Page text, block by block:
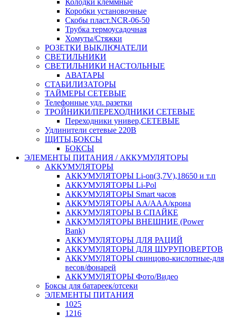
Колодки клеммные
Коробки установочные
Скобы пласт.NCR-06-50
Трубка термоусадочная
Хомуты/Стяжки
РОЗЕТКИ ВЫКЛЮЧАТЕЛИ
СВЕТИЛЬНИКИ
СВЕТИЛЬНИКИ НАСТОЛЬНЫЕ
АВАТАРЫ
СТАБИЛИЗАТОРЫ
ТАЙМЕРЫ СЕТЕВЫЕ
Телефонные удл. разетки
ТРОЙНИКИ/ПЕРЕХОДНИКИ СЕТЕВЫЕ
Переходники универ,СЕТЕВЫЕ
Удлинители сетевые 220В
ЩИТЫ,БОКСЫ
БОКСЫ
ЭЛЕМЕНТЫ ПИТАНИЯ / АККУМУЛЯТОРЫ
АККУМУЛЯТОРЫ
АККУМУЛЯТОРЫ Li-on(3,7V),18650 и т.п
АККУМУЛЯТОРЫ Li-Pol
АККУМУЛЯТОРЫ Smart часов
АККУМУЛЯТОРЫ АА/ААА/крона
АККУМУЛЯТОРЫ В СПАЙКЕ
АККУМУЛЯТОРЫ ВНЕШНИЕ (Power
Bank)
АККУМУЛЯТОРЫ ДЛЯ РАЦИЙ
АККУМУЛЯТОРЫ ДЛЯ ШУРУПОВЕРТОВ
АККУМУЛЯТОРЫ свинцово-кислотные-для
весов/фонарей
АККУМУЛЯТОРЫ Фото/Видео
Боксы для батареек/отсеки
ЭЛЕМЕНТЫ ПИТАНИЯ
1025
1216